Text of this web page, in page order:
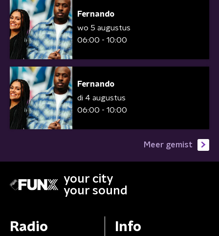
Fernando
wo 5 augustus
06:00 - 10:00
Fernando
di 4 augustus
06:00 - 10:00
Meer gemist
your city
your sound
Radio Info